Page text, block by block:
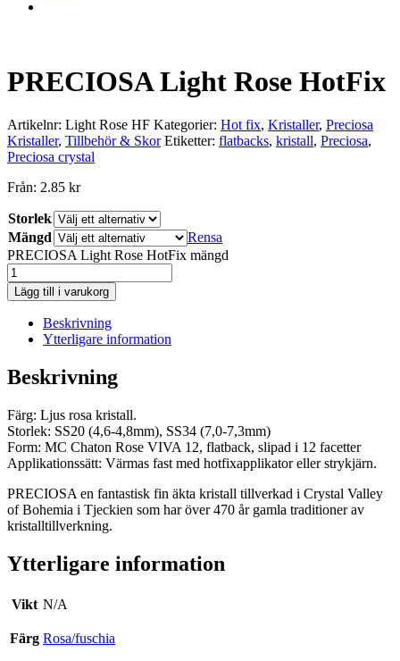
PRECIOSA Light Rose HotFix
Artikelnr: Light Rose HF Kategorier: Hot fix, Kristaller, Preciosa
Kristaller, Tillbehör & Skor Etiketter: flatbacks, kristall, Preciosa,
Preciosa crystal
Från: 2.85 kr
Storlek
Mängd
Rensa
PRECIOSA Light Rose HotFix mängd
Lägg till i varukorg
Beskrivning
Ytterligare information
Beskrivning
Färg: Ljus rosa kristall.
Storlek: SS20 (4,6-4,8mm), SS34 (7,0-7,3mm)
Form: MC Chaton Rose VIVA 12, flatback, slipad i 12 facetter
Applikationssätt: Värmas fast med hotfixapplikator eller strykjärn.
PRECIOSA en fantastisk fin äkta kristall tillverkad i Crystal Valley
of Bohemia i Tjeckien som har över 470 år gamla traditioner av
kristalltillverkning.
Ytterligare information
Vikt N/A
Färg Rosa/fuschia